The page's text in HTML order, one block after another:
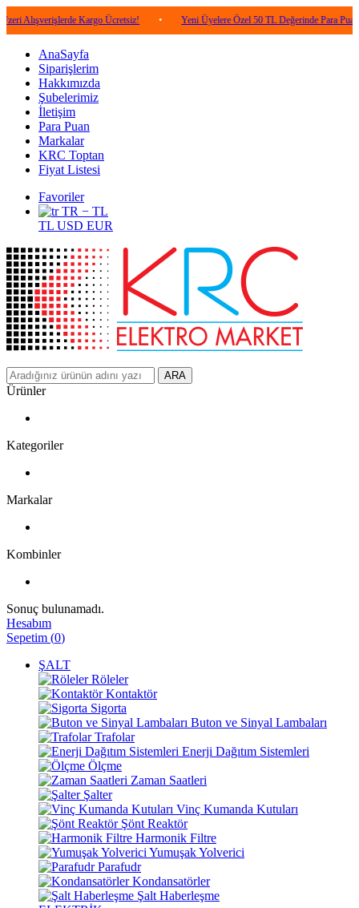
Kargo Ücretsiz! • Yeni Üyelere Özel 50 TL Değerinde Para Puan! •
AnaSayfa
Siparişlerim
Hakkımızda
Şubelerimiz
İletişim
Para Puan
Markalar
KRC Toptan
Fiyat Listesi
Favoriler
TR − TL
TL USD EUR
ARA
Ürünler
Kategoriler
Markalar
Kombinler
Sonuç bulunamadı.
Hesabım
Sepetim (0)
ŞALT
Röleler
Kontaktör
Sigorta
Buton ve Sinyal Lambaları
Trafolar
Enerji Dağıtım Sistemleri
Ölçme
Zaman Saatleri
Şalter
Vinç Kumanda Kutuları
Şönt Reaktör
Harmonik Filtre
Yumuşak Yolverici
Parafudr
Kondansatörler
Şalt Haberleşme